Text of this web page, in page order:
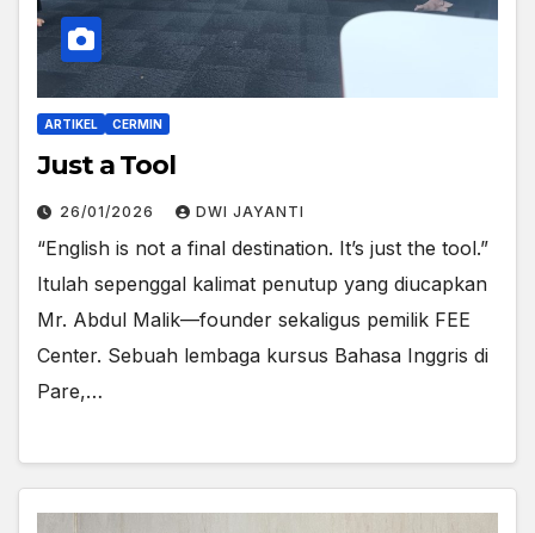
ARTIKEL CERMIN
Just a Tool
26/01/2026 DWI JAYANTI
“English is not a final destination. It’s just the tool.”
Itulah sepenggal kalimat penutup yang diucapkan
Mr. Abdul Malik—founder sekaligus pemilik FEE
Center. Sebuah lembaga kursus Bahasa Inggris di
Pare,…